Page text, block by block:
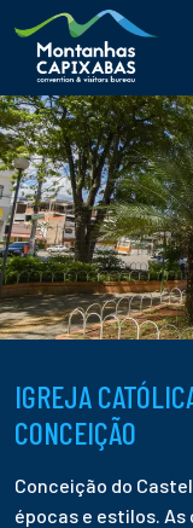
IGREJA
CONCEIÇÃO
Conceição do
épocas e estilos.